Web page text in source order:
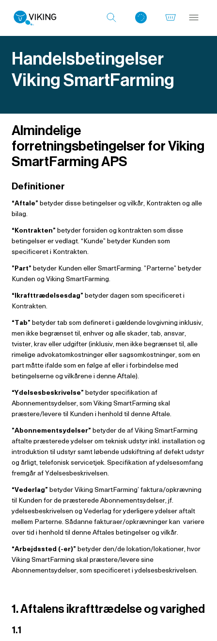
Log ind med det samme
Handelsbetingelser
Viking SmartFarming
Almindelige
forretningsbetingelser for Viking
SmartFarming APS
Definitioner
“Aftale”betyder disse betingelser og vilkår, Kontrakten og alle
bilag.
“Kontrakten”betyder forsiden og kontrakten som disse
betingelser er vedlagt. “Kunde” betyder Kunden som
specificeret i Kontrakten.
”Part”betyder Kunden eller SmartFarming. ”Parterne” betyder
Kunden og Viking SmartFarming.
“Ikrafttrædelsesdag”betyder dagen som specificeret i
Kontrakten.
“Tab”betyder tab som defineret i gældende lovgivning inklusiv,
men ikke begrænset til, enhver og alle skader, tab, ansvar,
tvister, krav eller udgifter (inklusiv, men ikke begrænset til, alle
rimelige advokatomkostninger eller sagsomkostninger, som en
part måtte ifalde som en følge af eller i forbindelse med
betingelserne og vilkårene i denne Aftale).
“Ydelsesbeskrivelse”betyder specifikation af
Abonnementsydelser, som Viking SmartFarming skal
præstere/levere til Kunden i henhold til denne Aftale.
”Abonnementsydelser”betyder de af Viking SmartFarming
aftalte præsterede ydelser om teknisk udstyr inkl. installation og
introduktion til udstyr samt løbende udskiftning af defekt udstyr
og årligt, telefonisk servicetjek. Specifikation af ydelsesomfang
fremgår af Ydelsesbeskrivelsen.
“Vederlag”betyder Viking SmartFarming’ faktura/opkrævning
til Kunden for de præsterede Abonnementsydelser, jf.
ydelsesbeskrivelsen og Vederlag for yderligere ydelser aftalt
mellem Parterne. Sådanne fakturaer/opkrævninger kan variere
over tid i henhold til denne Aftales betingelser og vilkår.
“Arbejdssted (-er)”betyder den/de lokation/lokationer, hvor
Viking SmartFarming skal præstere/levere sine
Abonnementsydelser, som specificeret i ydelsesbeskrivelsen.
1. Aftalens ikrafttrædelse og varighed
1.1